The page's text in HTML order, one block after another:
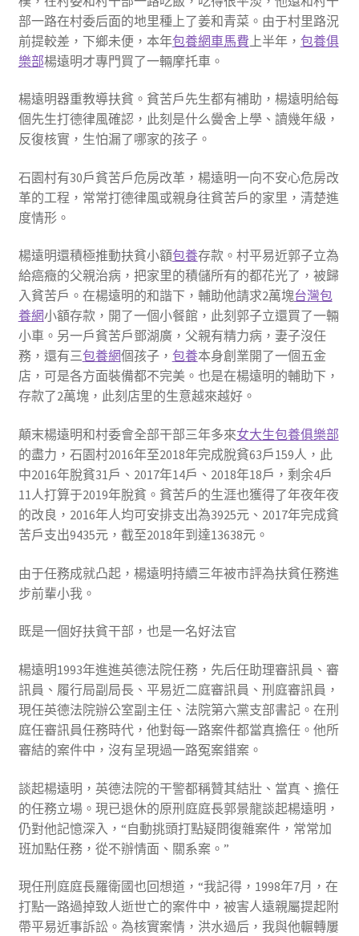
部一路在村委后面的地里種上了姜和青菜。由于村里路況
前提較差，下鄉未便，本年包養網車馬費 上半年， 包養俱
樂部楊遠明才專門買了一輛摩托車。
楊遠明器重教導扶貧。貧苦戶先生都有補助，楊遠明給每
個先生打德律風確認，此刻是什么黌舍上學、讀幾年級，
反復核實，生怕漏了哪家的孩子。
石園村有30戶貧苦戶危房改革，楊遠明一向不安心危房改
革的工程，常常打德律風或親身往貧苦戶的家里，清楚進
度情形。
楊遠明還積極推動扶貧小額包養存款。村平易近郭子立為
給癌癥的父親治病，把家里的積儲所有的都花光了，被歸
入貧苦戶。在楊遠明的和諧下，輔助他請求2萬塊台灣包
養網小額存款，開了一個小餐館，此刻郭子立還買了一輛
小車。另一戶貧苦戶鄧湖廣，父親有精力病，妻子沒任
務，還有三包養網個孩子， 包養本身創業開了一個五金
店，可是各方面裝備都不完美。也是在楊遠明的輔助下，
存款了2萬塊，此刻店里的生意越來越好。
顛末楊遠明和村委會全部干部三年多來女大生包養俱樂部
的盡力，石園村2016年至2018年完成脫貧63戶159人，此
中2016年脫貧31戶、2017年14戶、2018年18戶，剩余4戶
11人打算于2019年脫貧。貧苦戶的生涯也獲得了年夜年夜
的改良，2016年人均可安排支出為3925元、2017年完成貧
苦戶支出9435元，截至2018年到達13638元。
由于任務成就凸起，楊遠明持續三年被市評為扶貧任務進
步前輩小我。
既是一個好扶貧干部，也是一名好法官
楊遠明1993年進進英德法院任務，先后任助理審訊員、審
訊員、履行局副局長、平易近二庭審訊員、刑庭審訊員，
現任英德法院辦公室副主任、法院第六黨支部書記。在刑
庭任審訊員任務時代，他對每一路案件都當真擔任。他所
審結的案件中，沒有呈現過一路冤案錯案。
談起楊遠明，英德法院的干警都稱贊其結壯、當真、擔任
的任務立場。現已退休的原刑庭庭長郭景龍談起楊遠明，
仍對他記憶深入，“自動挑頭打點疑問復雜案件，常常加
班加點任務，從不辦情面、關系案。”
現任刑庭庭長羅衛國也回想道，“我記得，1998年7月，在
打點一路過掉致人逝世亡的案件中，被害人遠親屬提起附
帶平易近事訴訟。為核實案情，洪水過后，我與他輾轉屢